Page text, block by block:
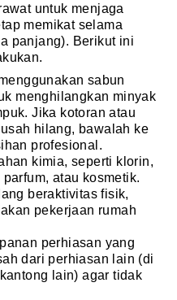
untuk menjaga
memikat selama
panjang). Berikut ini
sabun
menghilangkan minyak
Jika kotoran atau
hilang, bawalah ke
profesional.
kimia, seperti klorin,
atau kosmetik.
beraktivitas fisik,
pekerjaan rumah
perhiasan yang
dari perhiasan lain (di
lain) agar tidak